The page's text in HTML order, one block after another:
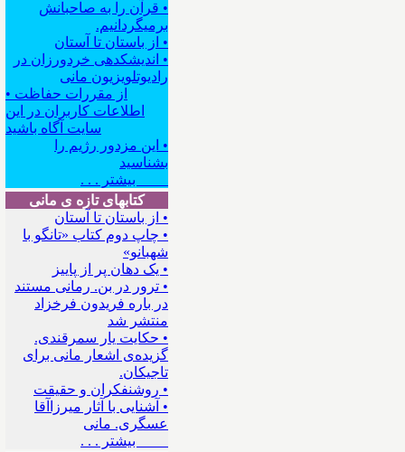
• قرآن را به صاحبانش
برمیگردانیم.
• از باستان تا آستان
• اندیشکده‍ی خردورزان در
رادیوتلویزیون مانی
• از مقررات حفاظت
اطلاعات کاربران در این
سایت آگاه باشید
• این مزدور رژیم را
بشناسید
بیشتر . . .
کتابهای تازه ی مانی
• از باستان تا آستان
• چاپ دوم کتاب «تانگو با
شهبانو»
• یک دهان پر از پاییز
• ترور در بن. رمانی مستند
در باره فریدون فرخزاد
منتشر شد
• حکایت یار سمرقندی.
گزیده‌ی اشعار مانی برای
تاجیکان.
• روشنفکران و حقیقت
• آشنایی با آثار میرزاآقا
عسگری. مانی
بیشتر . . .